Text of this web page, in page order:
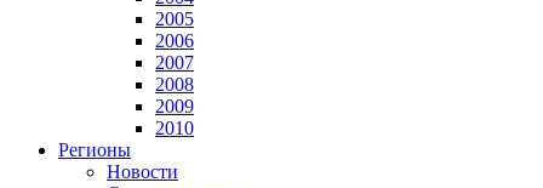
2005
2006
2007
2008
2009
2010
Регионы
Новости